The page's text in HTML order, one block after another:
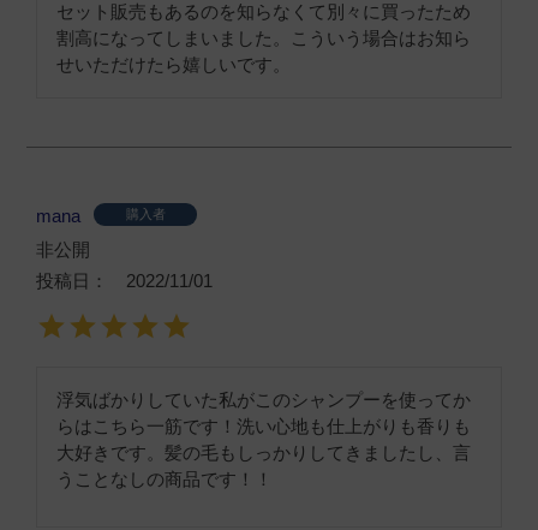
セット販売もあるのを知らなくて別々に買ったため
割高になってしまいました。こういう場合はお知ら
せいただけたら嬉しいです。
mana 購入者
非公開
投稿日
2022/11/01
浮気ばかりしていた私がこのシャンプーを使ってか
らはこちら一筋です！洗い心地も仕上がりも香りも
大好きです。髪の毛もしっかりしてきましたし、言
うことなしの商品です！！